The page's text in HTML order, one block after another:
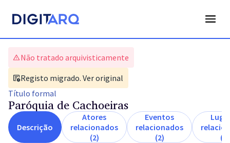
Não tratado arquivisticamente
Registo migrado. Ver original
Título formal
Paróquia de Cachoeiras
Descrição
Atores
relacionados
(2)
Eventos
relacionados
(2)
(2)